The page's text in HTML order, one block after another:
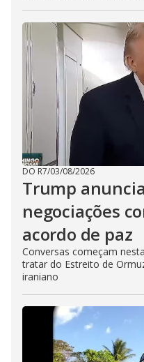
DO R7/03/08/2026
Trump
negociações
acordo de paz
Conversas começam
tratar do Estreito de
iraniano